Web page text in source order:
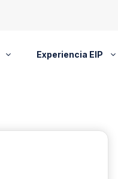
Experiencia EIP